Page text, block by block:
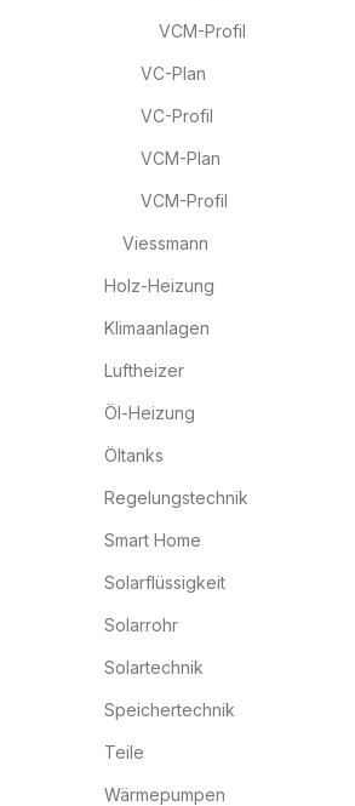
VCM-Profil
VC-Plan
VC-Profil
VCM-Plan
VCM-Profil
Viessmann
Holz-Heizung
Klimaanlagen
Luftheizer
Öl-Heizung
Öltanks
Regelungstechnik
Smart Home
Solarflüssigkeit
Solarrohr
Solartechnik
Speichertechnik
Teile
Wärmepumpen